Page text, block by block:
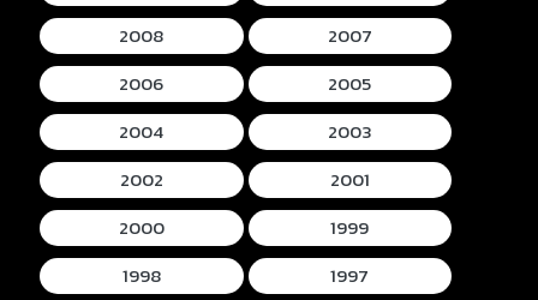
2008
2007
2006
2005
2004
2003
2002
2001
2000
1999
1998
1997